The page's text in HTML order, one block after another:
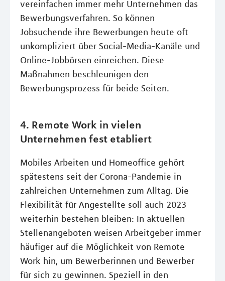
vereinfachen immer mehr Unternehmen das
Bewerbungsverfahren. So können
Jobsuchende ihre Bewerbungen heute oft
unkompliziert über Social-Media-Kanäle und
Online-Jobbörsen einreichen. Diese
Maßnahmen beschleunigen den
Bewerbungsprozess für beide Seiten.
4. Remote Work in vielen
Unternehmen fest etabliert
Mobiles Arbeiten und Homeoffice gehört
spätestens seit der Corona-Pandemie in
zahlreichen Unternehmen zum Alltag. Die
Flexibilität für Angestellte soll auch 2023
weiterhin bestehen bleiben: In aktuellen
Stellenangeboten weisen Arbeitgeber immer
häufiger auf die Möglichkeit von Remote
Work hin, um Bewerberinnen und Bewerber
für sich zu gewinnen. Speziell in den